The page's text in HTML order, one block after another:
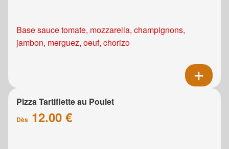
Base sauce tomate, mozzarella, champignons,
jambon, merguez, oeuf, chorizo
Pizza Tartiflette au Poulet
Dès 12.00 €